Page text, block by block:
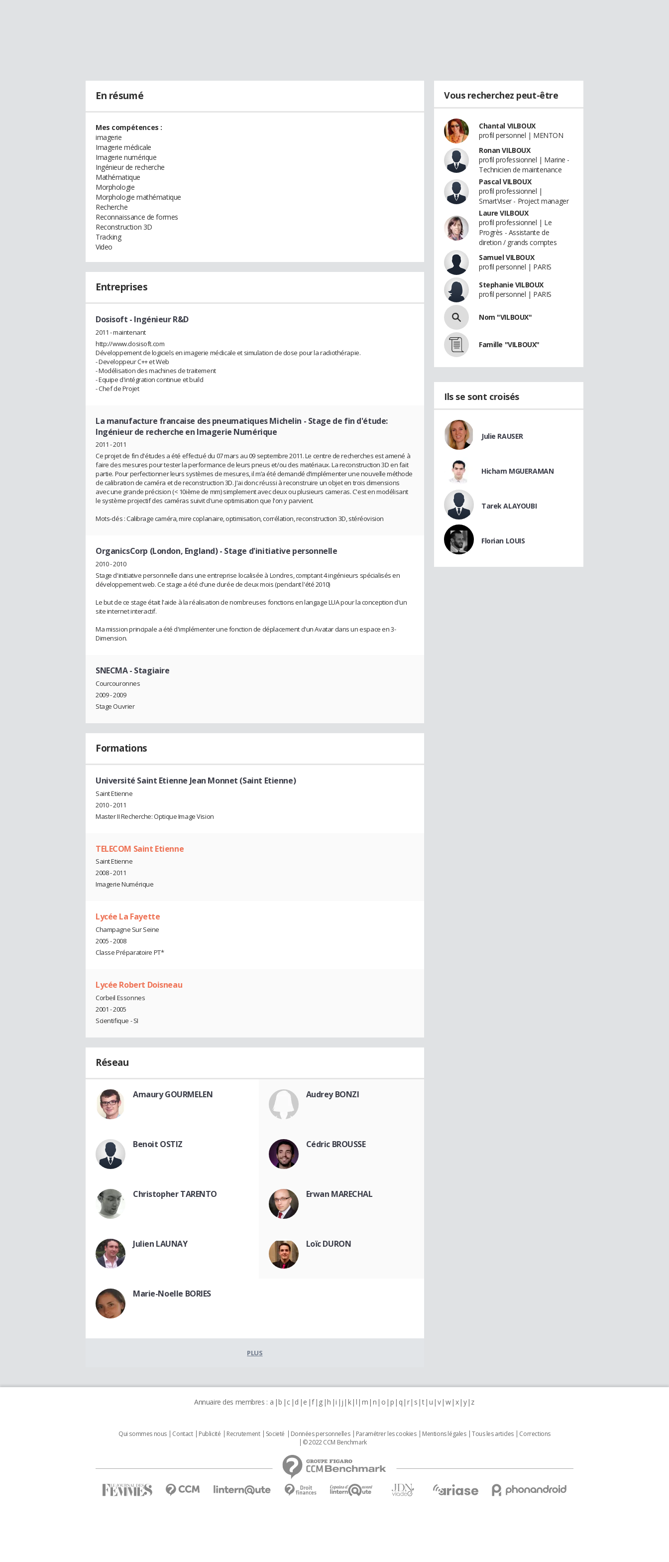
En résumé
Mes compétences :
imagerie
Imagerie médicale
Imagerie numérique
Ingénieur de recherche
Mathématique
Morphologie
Morphologie mathématique
Recherche
Reconnaissance de formes
Reconstruction 3D
Tracking
Video
Entreprises
Dosisoft - Ingénieur R&D
2011 - maintenant
http://www.dosisoft.com
Développement de logiciels en imagerie médicale et simulation de dose pour la radiothérapie.
- Developpeur C++ et Web
- Modélisation des machines de traitement
- Equipe d'intégration continue et build
- Chef de Projet
La manufacture francaise des pneumatiques Michelin - Stage de fin d'étude:
Ingénieur de recherche en Imagerie Numérique
2011 - 2011
Ce projet de fin d'études a été effectué du 07 mars au 09 septembre 2011. Le centre de recherches est amené à
faire des mesures pour tester la performance de leurs pneus et/ou des matériaux. La reconstruction 3D en fait
partie. Pour perfectionner leurs systèmes de mesures, il m’a été demandé d’implémenter une nouvelle méthode
de calibration de caméra et de reconstruction 3D. J'ai donc réussi à reconstruire un objet en trois dimensions
avec une grande précision (< 10ième de mm) simplement avec deux ou plusieurs cameras. C'est en modélisant
le système projectif des caméras suivit d'une optimisation que l'on y parvient.
Mots-clés : Calibrage caméra, mire coplanaire, optimisation, corrélation, reconstruction 3D, stéréovision
OrganicsCorp (London, England)- Stage d'initiative personnelle
2010 - 2010
Stage d'initiative personnelle dans une entreprise localisée à Londres, comptant 4 ingénieurs spécialisés en
développement web. Ce stage a été d'une durée de deux mois (pendant l'été 2010)
Le but de ce stage était l'aide à la réalisation de nombreuses fonctions en langage LUA pour la conception d'un
site internet interactif.
Ma mission principale a été d'implémenter une fonction de déplacement d'un Avatar dans un espace en 3-
Dimension.
SNECMA- Stagiaire
Courcouronnes
2009 - 2009
Stage Ouvrier
Formations
Université Saint Etienne Jean Monnet (Saint Etienne)
Saint Etienne
2010 - 2011
Master II Recherche: Optique Image Vision
TELECOM Saint Etienne
Saint Etienne
2008 - 2011
Imagerie Numérique
Lycée La Fayette
Champagne Sur Seine
2005 - 2008
Classe Préparatoire PT*
Lycée Robert Doisneau
Corbeil Essonnes
2001 - 2005
Scientifique - SI
Réseau
Amaury GOURMELEN Audrey BONZI
Benoit OSTIZ Cédric BROUSSE
Christopher TARENTO Erwan MARECHAL
Julien LAUNAY Loïc DURON
Marie-Noelle BORIES
PLUS
Vous recherchez peut-être
Chantal VILBOUX
profil personnel | MENTON
Ronan VILBOUX
profil professionnel | Marine -
Technicien de maintenance
Pascal VILBOUX
profil professionnel |
SmartViser - Project manager
Laure VILBOUX
profil professionnel | Le
Progrès - Assistante de
diretion / grands comptes
Samuel VILBOUX
profil personnel | PARIS
Stephanie VILBOUX
profil personnel | PARIS
Nom "VILBOUX"
Famille "VILBOUX"
Ils se sont croisés
Julie RAUSER
Hicham MGUERAMAN
Tarek ALAYOUBI
Florian LOUIS
Annuaire des membres : a b c d e f g h i j k l m n o p q r s t u v w x y z
Qui sommes nous Contact Publicité Recrutement Societé Données personnelles Paramétrer les cookies Mentions légales Tous les articles
Corrections
© 2022 CCM Benchmark